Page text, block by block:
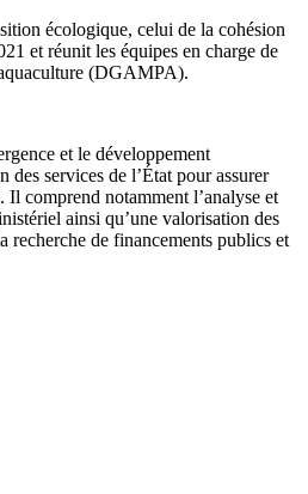
écologique, celui de la cohésion
et réunit les équipes en charge de
(DGAMPA).
et le développement
services de l’État pour assurer
Il comprend notamment l’analyse et
ainsi qu’une valorisation des
recherche de financements publics et